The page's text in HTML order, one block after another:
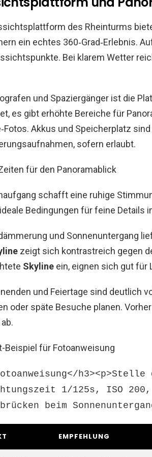
des Rheinturms
ein echtes 360‑Grad‑Erlebnis.
Bei klarem Wetter
und Spaziergänger ist die
es gibt erhöhte Bereiche für
Akkus und Speicherplatz
sofern erlaubt.
für den Panoramablick
schafft eine ruhige
Bedingungen für feine Details
und Sonnenuntergang
zeigt sich kontrastreich gegen
Skyline ein, eignen sich gut für
und Feiertage sind deutlich
oder späte Besuche planen.
Beispiel für Fotoanweisung
1/125s, ISO
beim
EMPFEHLUNG